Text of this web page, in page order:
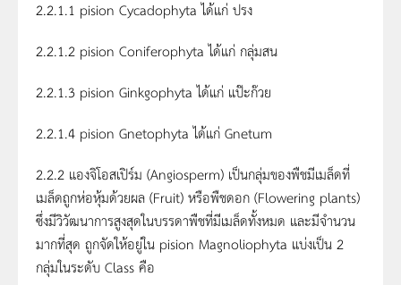
2.2.1.1 pision Cycadophyta ได้แก่ ปรง
2.2.1.2 pision Coniferophyta ได้แก่ กลุ่มสน
2.2.1.3 pision Ginkgophyta ได้แก่ แป๊ะก๊วย
2.2.1.4 pision Gnetophyta ได้แก่ Gnetum
2.2.2 แองจิโอสเปิร์ม (Angiosperm) เป็นกลุ่มของพืชมีเมล็ดที่
เมล็ดถูกห่อหุ้มด้วยผล (Fruit) หรือพืชดอก (Flowering plants)
ซึ่งมีวิวัฒนาการสูงสุดในบรรดาพืชที่มีเมล็ดทั้งหมด และมีจำนวน
มากที่สุด ถูกจัดให้อยู่ใน pision Magnoliophyta แบ่งเป็น 2
กลุ่มในระดับ Class คือ